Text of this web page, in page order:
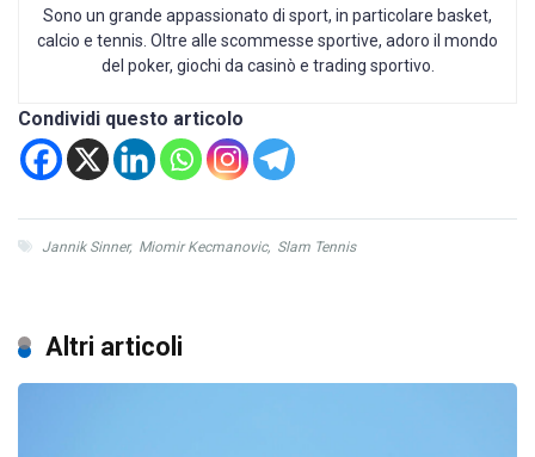
Sono un grande appassionato di sport, in particolare basket,
calcio e tennis. Oltre alle scommesse sportive, adoro il mondo
del poker, giochi da casinò e trading sportivo.
Condividi questo articolo
Jannik Sinner, Miomir Kecmanovic, Slam Tennis
Altri articoli